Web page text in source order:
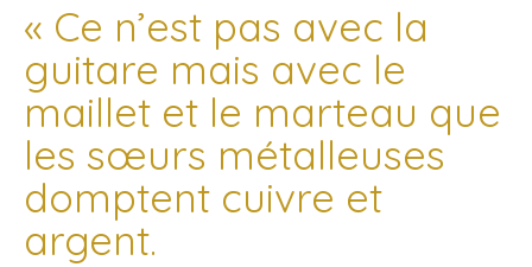
« Ce n’est pas avec la
guitare mais avec le
maillet et le marteau que
les sœurs métalleuses
domptent cuivre et
argent.